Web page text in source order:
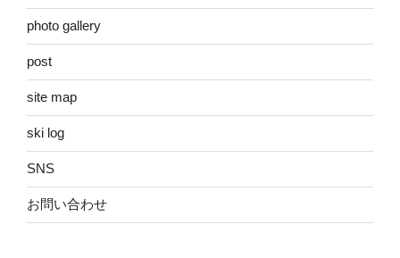
photo gallery
post
site map
ski log
SNS
お問い合わせ